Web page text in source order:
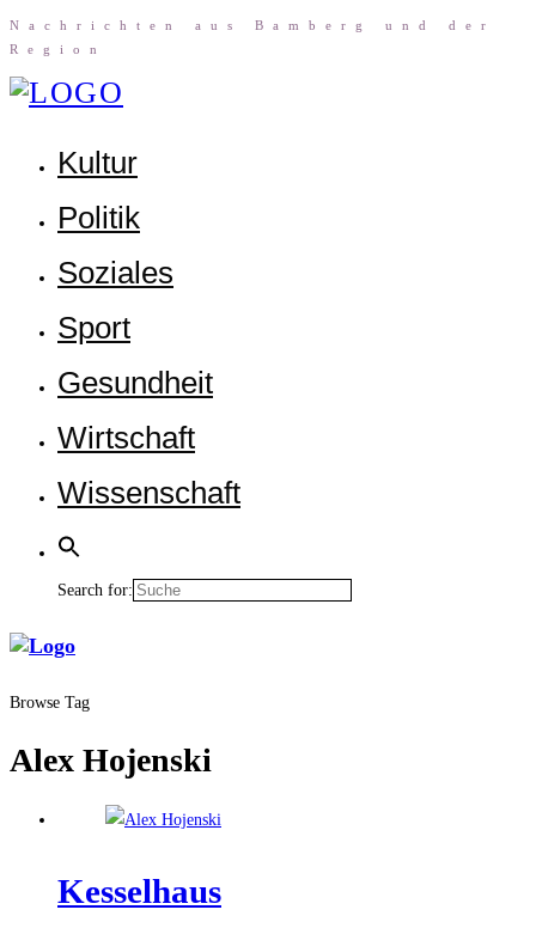
Nach­rich­ten aus Bam­berg und der
Region
Kul­tur
Poli­tik
Sozia­les
Sport
Gesund­heit
Wirt­schaft
Wis­sen­schaft
Search for:
Browse Tag
Alex Hojenski
Kes­sel­haus